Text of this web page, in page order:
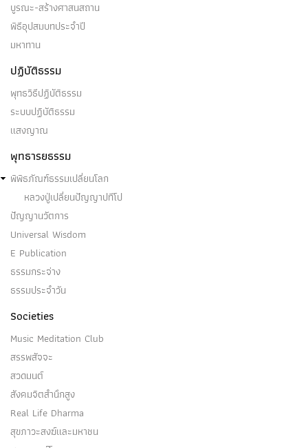
บูรณะ-สร้างศาสนสถาน
พิธีอุปสมบทประจำปี
มหาทาน
ปฏิบัติธรรม
พุทธวิธีปฏิบัติธรรม
ระบบปฏิบัติธรรม
แสงญาณ
พุทธารยธรรม
พิพิธภัณฑ์ธรรมเปลี่ยนโลก
หลวงปู่เปลี่ยนปัญญาปทีโป
ปัญญานวัตการ
Universal Wisdom
E Publication
ธรรมกระจ่าง
ธรรมประจำวัน
Societies
Music Meditation Club
สรรพสัจจะ
สวดมนต์
สังคมจิตสำนึกสูง
Real Life Dharma
สุขภาวะสงฆ์และมหาชน